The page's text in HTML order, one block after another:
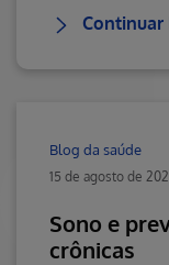
Continuar
Blog da saúde
15 de agosto de
Sono e
crônicas